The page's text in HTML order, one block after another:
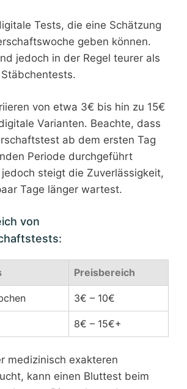
Tests, die eine Schätzung
geben können.
jedoch in der Regel teurer als
von etwa 3€ bis hin zu 15€
Varianten. Beachte, dass
ab dem ersten Tag
Periode durchgeführt
steigt die Zuverlässigkeit,
Tage länger wartest.
von
Preisbereich
3€ – 10€
8€ – 15€+
medizinisch exakteren
kann einen Bluttest beim